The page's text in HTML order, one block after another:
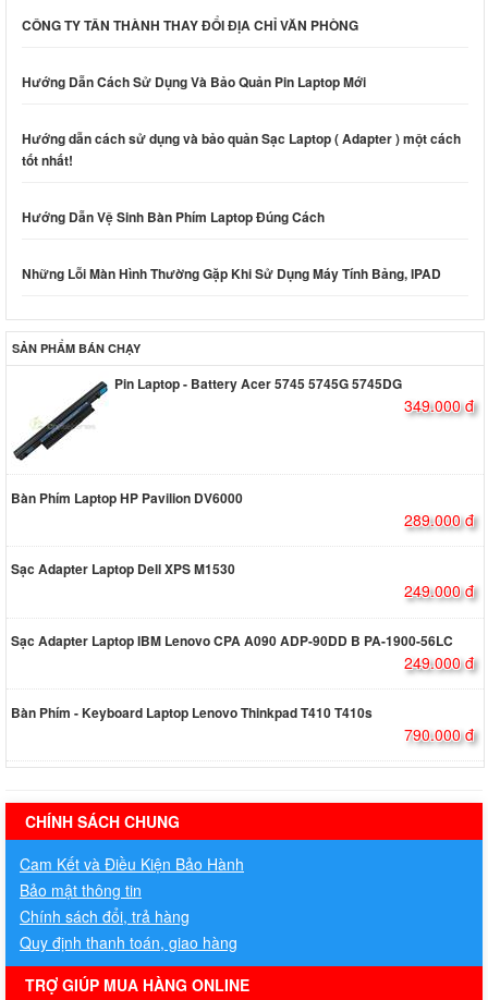
CÔNG TY TÂN THÀNH THAY ĐỔI ĐỊA CHỈ VĂN PHÒNG
Hướng Dẫn Cách Sử Dụng Và Bảo Quản Pin Laptop Mới
Hướng dẫn cách sử dụng và bảo quản Sạc Laptop ( Adapter ) một cách
tốt nhất!
Hướng Dẫn Vệ Sinh Bàn Phím Laptop Đúng Cách
Những Lỗi Màn Hình Thường Gặp Khi Sử Dụng Máy Tính Bảng, IPAD
SẢN PHẨM BÁN CHẠY
Pin Laptop - Battery Acer 5745 5745G 5745DG
349.000 đ
Bàn Phím Laptop HP Pavilion DV6000
289.000 đ
Sạc Adapter Laptop Dell XPS M1530
249.000 đ
Sạc Adapter Laptop IBM Lenovo CPA A090 ADP-90DD B PA-1900-56LC
249.000 đ
Bàn Phím - Keyboard Laptop Lenovo Thinkpad T410 T410s
790.000 đ
hermes handbags outlet online
CHÍNH SÁCH CHUNG
Cam Kết và Điều Kiện Bảo Hành
Bảo mật thông tin
Chính sách đổi, trả hàng
Quy định thanh toán, giao hàng
TRỢ GIÚP MUA HÀNG ONLINE